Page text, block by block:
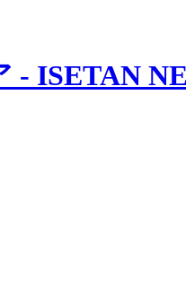
- ISETAN